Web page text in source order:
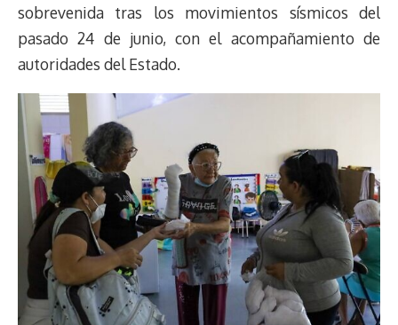
sobrevenida tras los movimientos sísmicos del
pasado 24 de junio, con el acompañamiento de
autoridades del Estado.